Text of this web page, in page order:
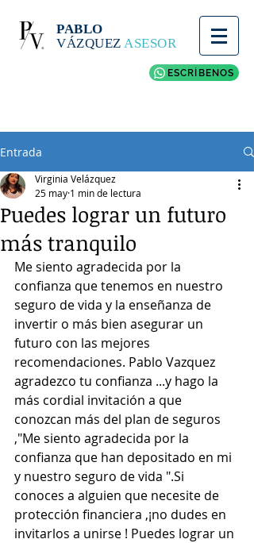
PABLO
VÁZQUEZASESOR
ESCRÍBENOS
Entrada
Puedes lograr un futuro
más tranquilo
Virginia Velázquez
25 may 1 min de lectura
Me siento agradecida por la
confianza que tenemos en nuestro
seguro de vida y la enseñanza de
invertir o más bien asegurar un
futuro con las mejores
recomendaciones. Pablo Vazquez
agradezco tu confianza ...y hago la
más cordial invitación a que
conozcan más del plan de seguros
,"Me siento agradecida por la
confianza que han depositado en mi
y nuestro seguro de vida ".Si
conoces a alguien que necesite de
protección financiera ,¡no dudes en
invitarlos a unirse ! Puedes lograr un